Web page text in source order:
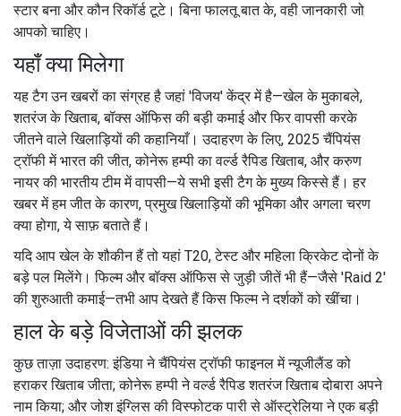
स्टार बना और कौन रिकॉर्ड टूटे। बिना फालतू बात के, वही जानकारी जो
आपको चाहिए।
यहाँ क्या मिलेगा
यह टैग उन खबरों का संग्रह है जहां 'विजय' केंद्र में है—खेल के मुकाबले,
शतरंज के खिताब, बॉक्स ऑफिस की बड़ी कमाई और फिर वापसी करके
जीतने वाले खिलाड़ियों की कहानियाँ। उदाहरण के लिए, 2025 चैंपियंस
ट्रॉफी में भारत की जीत, कोनेरू हम्पी का वर्ल्ड रैपिड खिताब, और करुण
नायर की भारतीय टीम में वापसी—ये सभी इसी टैग के मुख्य किस्से हैं। हर
खबर में हम जीत के कारण, प्रमुख खिलाड़ियों की भूमिका और अगला चरण
क्या होगा, ये साफ़ बताते हैं।
यदि आप खेल के शौकीन हैं तो यहां T20, टेस्ट और महिला क्रिकेट दोनों के
बड़े पल मिलेंगे। फिल्म और बॉक्स ऑफिस से जुड़ी जीतें भी हैं—जैसे 'Raid 2'
की शुरुआती कमाई—तभी आप देखते हैं किस फिल्म ने दर्शकों को खींचा।
हाल के बड़े विजेताओं की झलक
कुछ ताज़ा उदाहरण: इंडिया ने चैंपियंस ट्रॉफी फाइनल में न्यूजीलैंड को
हराकर खिताब जीता; कोनेरू हम्पी ने वर्ल्ड रैपिड शतरंज खिताब दोबारा अपने
नाम किया; और जोश इंग्लिस की विस्फोटक पारी से ऑस्ट्रेलिया ने एक बड़ी